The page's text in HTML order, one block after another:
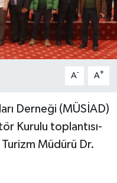
A- A+
Derneği (MÜSİAD)
Kurulu toplantısı­
Turizm Müdürü Dr.